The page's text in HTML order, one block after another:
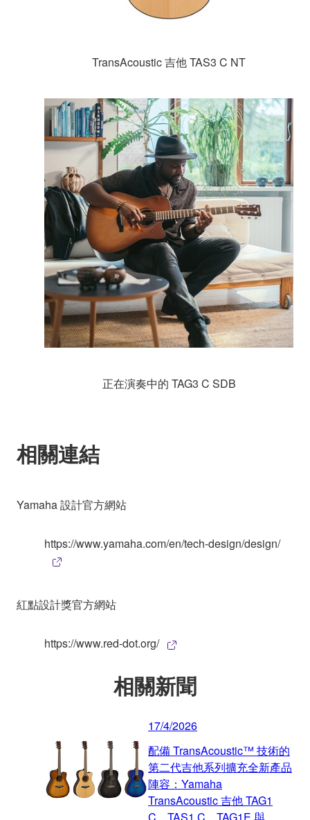
TransAcoustic 吉他 TAS3 C NT
正在演奏中的 TAG3 C SDB
相關連結
Yamaha 設計官方網站
https://www.yamaha.com/en/tech-design/design/
紅點設計獎官方網站
https://www.red-dot.org/
相關新聞
17/4/2026
配備 TransAcoustic™ 技術的
第二代吉他系列擴充全新產品
陣容：Yamaha
TransAcoustic 吉他 TAG1